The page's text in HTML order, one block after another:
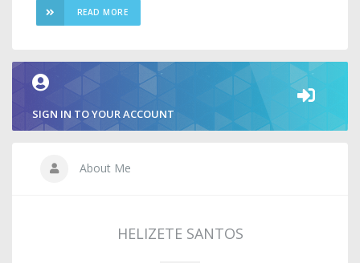
READ MORE
SIGN IN TO YOUR ACCOUNT
About Me
HELIZETE SANTOS